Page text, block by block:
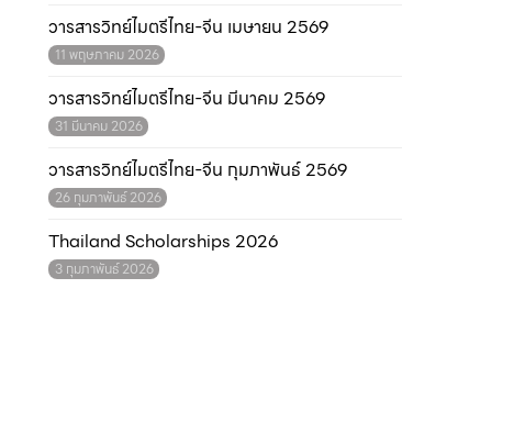
วารสารวิทย์ไมตรีไทย-จีน เมษายน 2569
11 พฤษภาคม 2026
วารสารวิทย์ไมตรีไทย-จีน มีนาคม 2569
31 มีนาคม 2026
วารสารวิทย์ไมตรีไทย-จีน กุมภาพันธ์ 2569
26 กุมภาพันธ์ 2026
Thailand Scholarships 2026
3 กุมภาพันธ์ 2026